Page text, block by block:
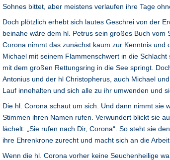
Sohnes bittet, aber meistens verlaufen ihre Tage
Doch plötzlich erhebt sich lautes Geschrei von der
beinahe wäre dem hl. Petrus sein großes Buch vom
Corona nimmt das zunächst kaum zur Kenntnis und
Michael mit seinem Flammenschwert in die
mit dem großen Rettungsring in die See springt.
Antonius und der hl Christopherus, auch Michael
Lauf innehalten und sich alle zu ihr umwenden und
Die hl. Corona schaut um sich. Und dann nimmt sie
Stimmen ihren Namen rufen. Verwundert blickt sie
lächelt: „Sie rufen nach Dir, Corona“. So steht sie
ihre Ehrenkrone zurecht und macht sich an die Arbeit.
Wenn die hl. Corona vorher keine Seuchenheilige